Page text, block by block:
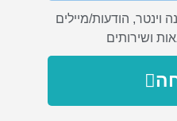
וינטר, הודעות/מיילים
ושירותים